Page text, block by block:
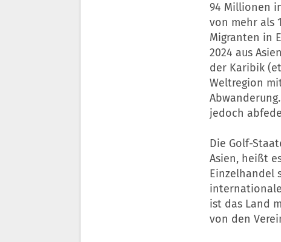
94 Millionen
von mehr als
Migranten in
2024 aus
der Karibik
Weltregion
jedoch
Die Golf-
Asien, heißt
Einzelhandel
ist das Land
von den